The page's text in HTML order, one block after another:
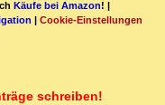
Käufe bei Amazon! |
| Cookie-Einstellungen
schreiben!